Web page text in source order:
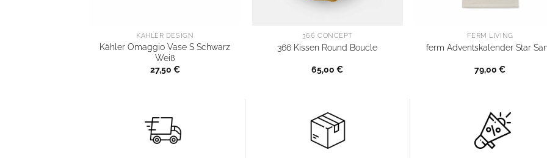
KÄHLER DESIGN
Kähler Omaggio Vase S Schwarz
Weiß
27,50 €
366 CONCEPT
366 Kissen Round Boucle
65,00€
FERM LIVING
ferm Adventskalender Star
79,00€